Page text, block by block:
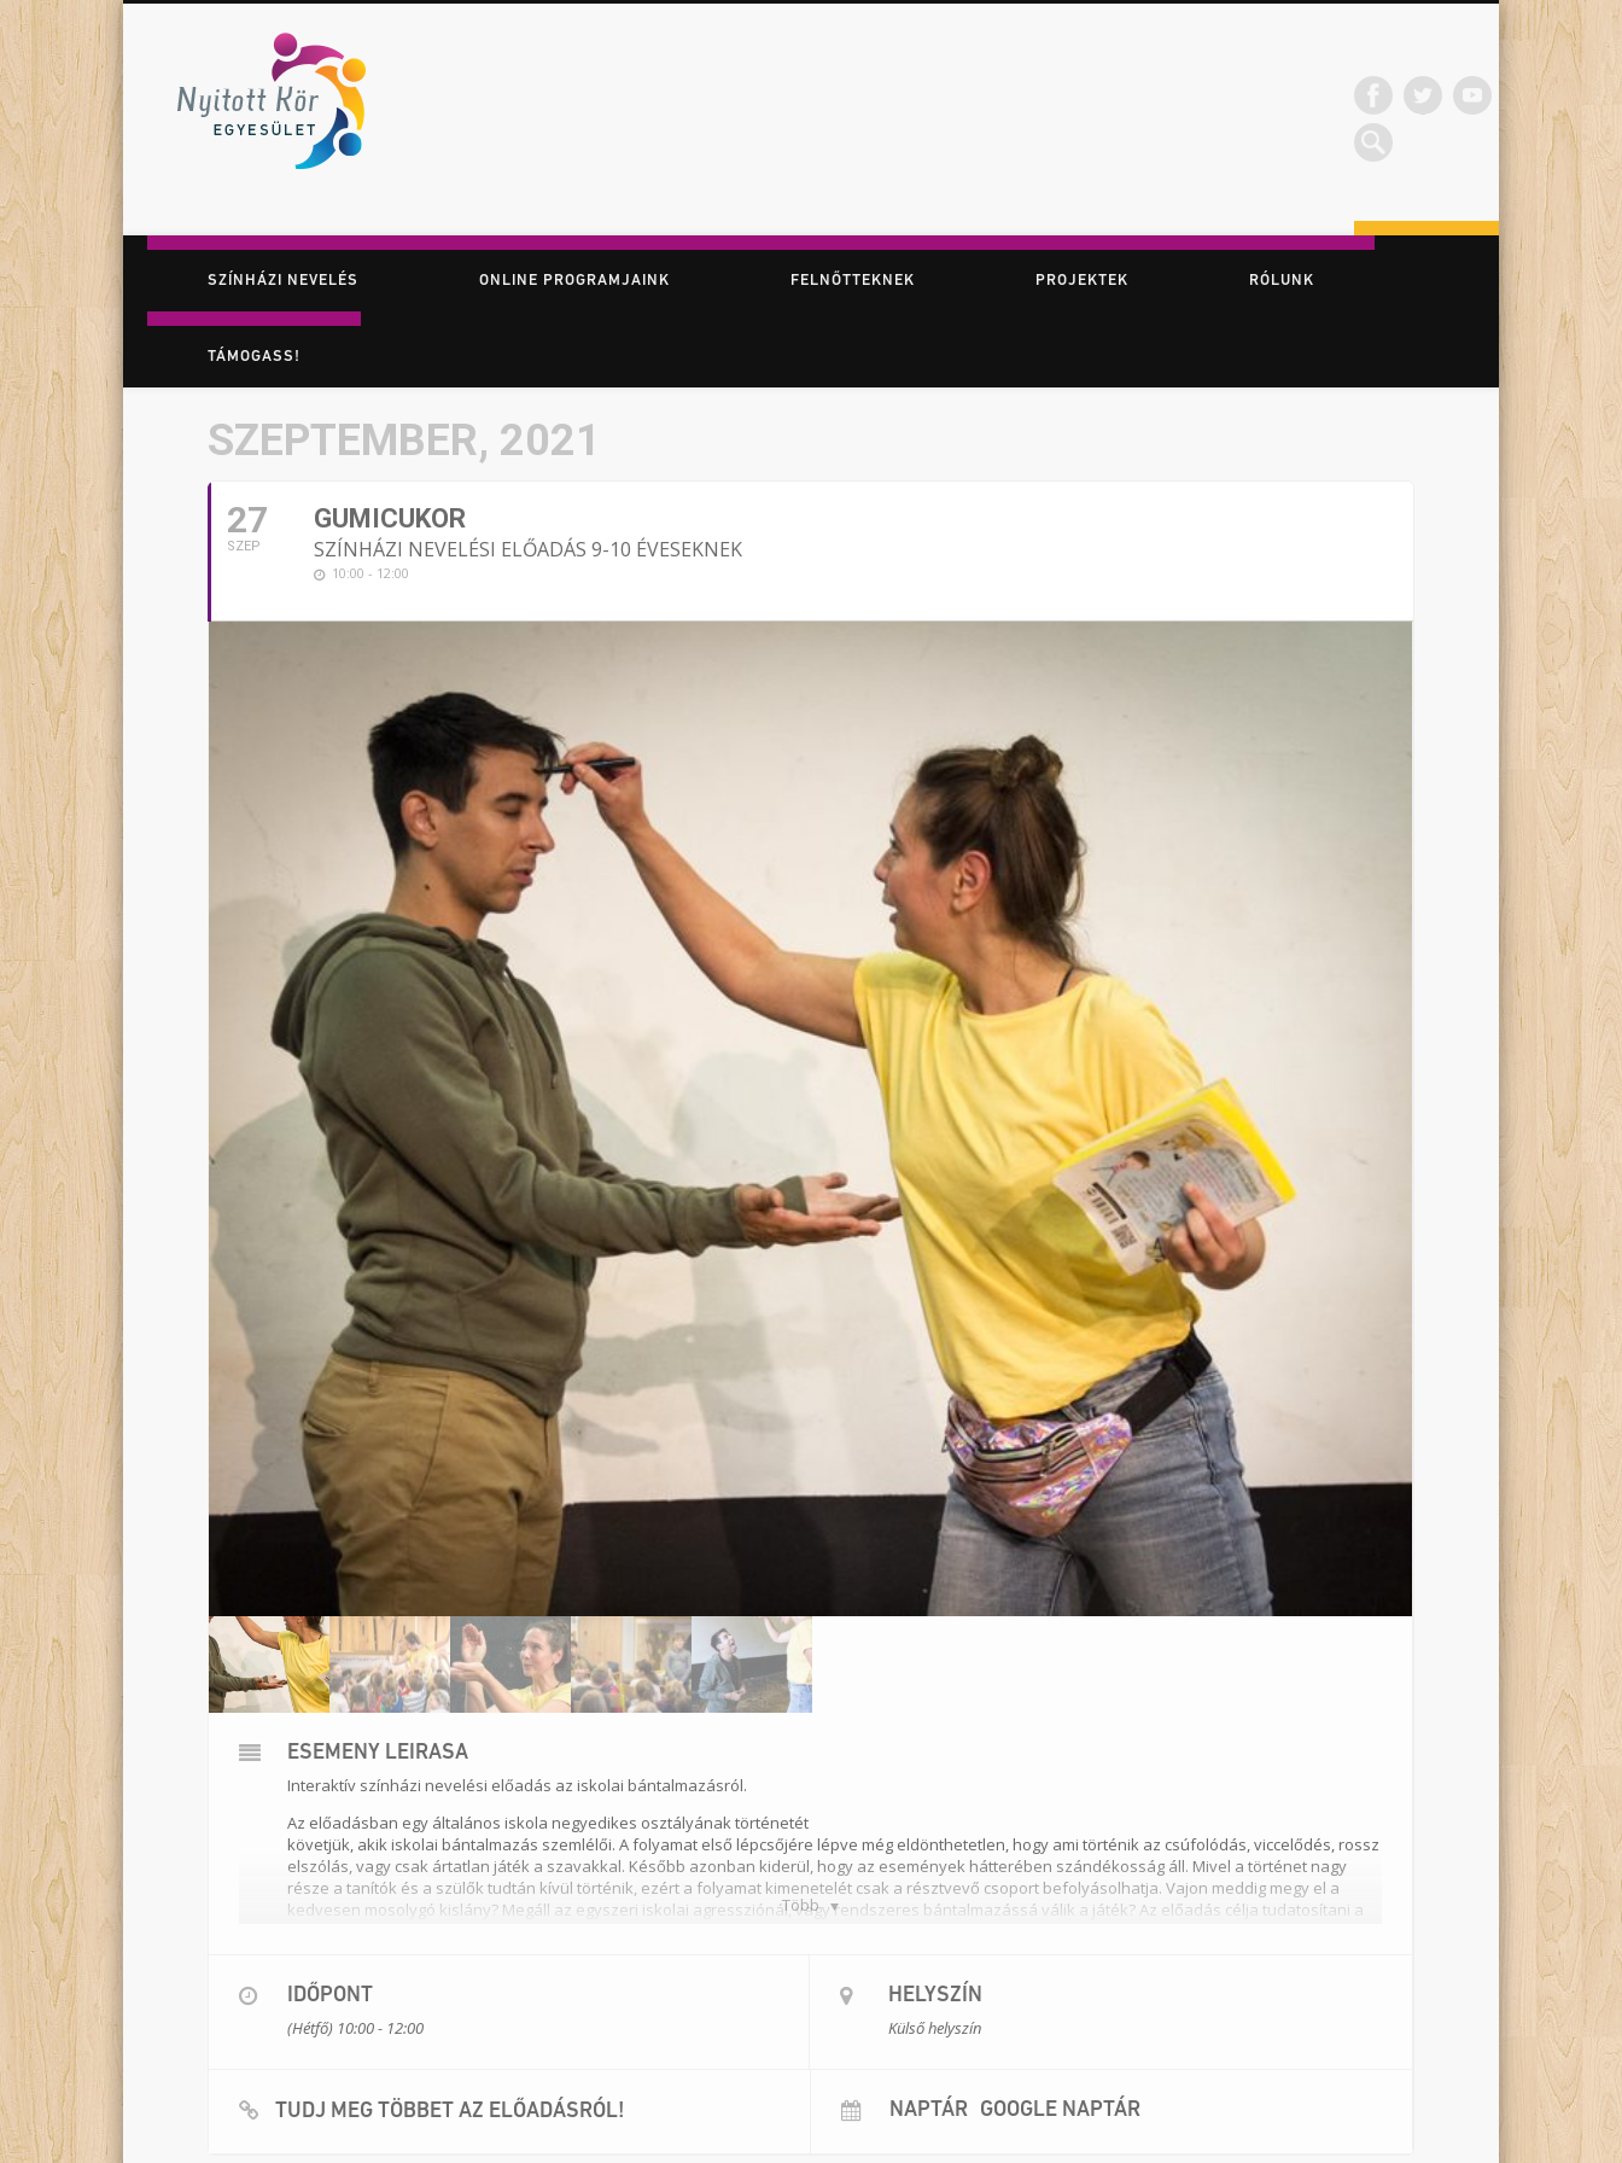
Játék. Színház. Felfedezés.
FacebookTwitter Vimeo
SZÍNHÁZI NEVELÉS ONLINE PROGRAMJAINK FELNŐTTEKNEK PROJEKTEK RÓLUNK
TÁMOGASS!
SZEPTEMBER, 2021
27
SZEP
GUMICUKOR
SZÍNHÁZI NEVELÉSI ELŐADÁS 9-10 ÉVESEKNEK
10:00 - 12:00
Több
ESEMÉNY LEÍRÁSA
Interaktív színházi nevelési előadás az iskolai bántalmazásról.
Az előadásban egy általános iskola negyedikes osztályának történetét
követjük, akik iskolai bántalmazás szemlélői. A folyamat első lépcsőjére lépve még eldönthetetlen, hogy ami történik az csúfolódás, viccelődés, rossz
elszólás, vagy csak ártatlan játék a szavakkal. Később azonban kiderül, hogy az események hátterében szándékosság áll. Mivel a történet nagy
része a tanítók és a szülők tudtán kívül történik, ezért a folyamat kimenetelét csak a résztvevő csoport befolyásolhatja. Vajon meddig megy el a
kedvesen mosolygó kislány? Megáll az egyszeri iskolai agressziónál, vagy rendszeres bántalmazássá válik a játék? Az előadás célja tudatosítani a
gyengébbek mellett, és megakadályozzák, hogy valaki a peremre kerüljön. Az előadás magas fokú résztvevői interakcióval valósul meg, a gyerekek
az előadás több pontján csoportként döntést hoznak, maguk is az eljátszott osztály tagjai.
Helyszín:egy osztályterem
Résztvevők:egy osztály, maximum 30 fő
IDŐPONT
(Hétfő) 10:00 - 12:00
HELYSZÍN
Külső helyszín
TUDJ MEG TÖBBET AZ ELŐADÁSRÓL! NAPTÁR GOOGLE NAPTÁR